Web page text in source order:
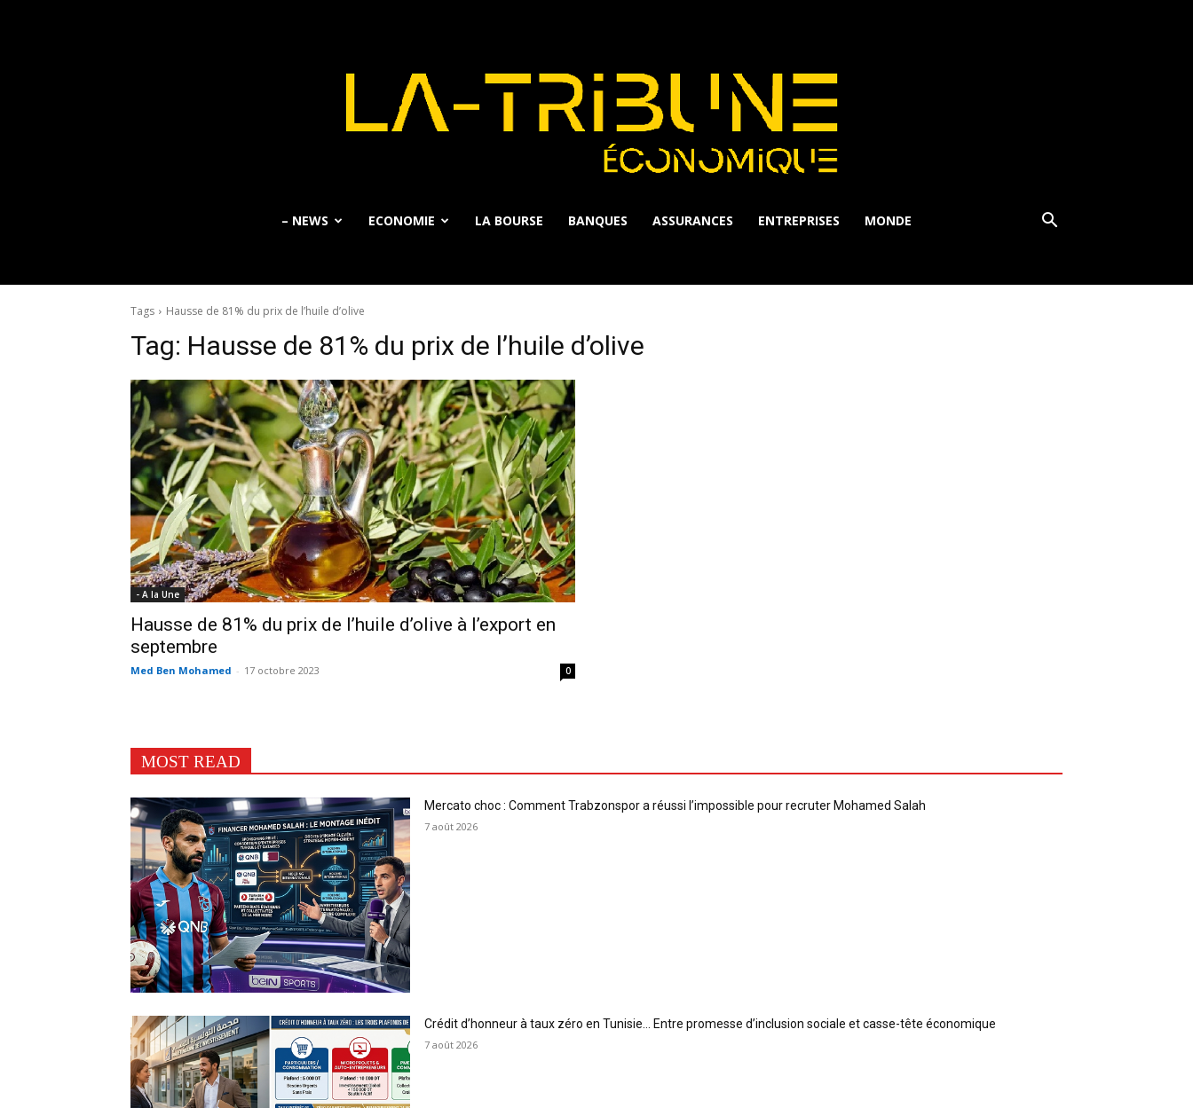
– NEWS ECONOMIE LA BOURSE BANQUES ASSURANCES ENTREPRISES MONDE
Tags Hausse de 81% du prix de l’huile d’olive
Tag: Hausse de 81% du prix de l’huile d’olive
- A la Une
Hausse de 81% du prix de l’huile d’olive à l’export en
septembre
Med Ben Mohamed - 17 octobre 2023 0
MOST READ
Mercato choc : Comment Trabzonspor a réussi l’impossible pour recruter Mohamed Salah
7 août 2026
Crédit d’honneur à taux zéro en Tunisie… Entre promesse d’inclusion sociale et casse-tête économique
7 août 2026